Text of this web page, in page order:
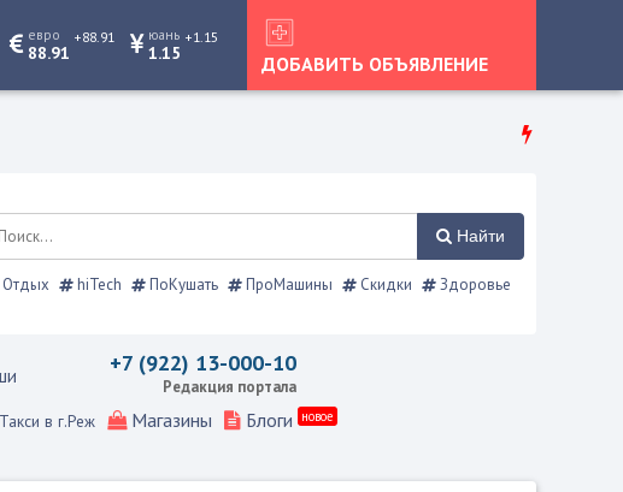
евро
88.91
+88.91 юань
1.15
+1.15
ДОБАВИТЬ ОБЪЯВЛЕНИЕ
справочник
Найти
hiTech ПоКушать ПроМашины Скидки Здоровье
+7 (922) 13-000-10
Редакция портала
Такси в г.Реж Магазины Блоги новое